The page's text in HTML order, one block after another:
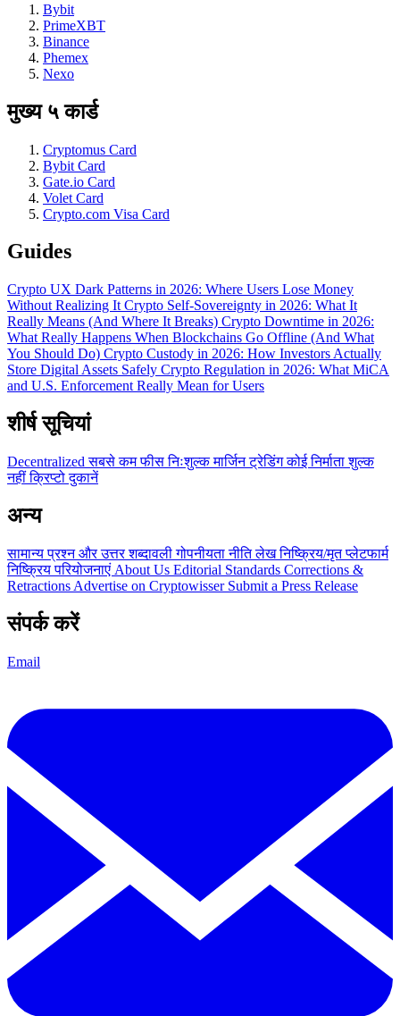
Bybit
PrimeXBT
Binance
Phemex
Nexo
मुख्य ५ कार्ड
Cryptomus Card
Bybit Card
Gate.io Card
Volet Card
Crypto.com Visa Card
Guides
Crypto UX Dark Patterns in 2026: Where Users Lose Money
Without Realizing It Crypto Self-Sovereignty in 2026: What It
Really Means (And Where It Breaks) Crypto Downtime in 2026:
What Really Happens When Blockchains Go Offline (And What
You Should Do) Crypto Custody in 2026: How Investors Actually
Store Digital Assets Safely Crypto Regulation in 2026: What MiCA
and U.S. Enforcement Really Mean for Users
शीर्ष सूचियां
Decentralizedसबसे कम फीसनिःशुल्कमार्जिन ट्रेडिंगकोई निर्माता शुल्क
नहींक्रिप्टो दुकानें
अन्य
सामान्य प्रश्न और उत्तरशब्दावलीगोपनीयता नीतिलेखनिष्क्रिय/मृत प्लेटफार्म
निष्क्रिय परियोजनाएं About Us Editorial Standards Corrections &
Retractions Advertise on Cryptowisser Submit a Press Release
संपर्क करें
Email